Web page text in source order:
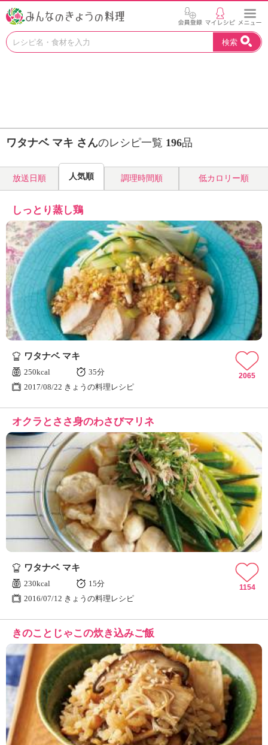
お
見
つ
よ
う
H
K
エ
デ
ュ
ケ
ー
シ
ョ
ナ
ん
の
き
ょ
う
の
料
理
」
検索
ワタナベ マキ さんのレシピ一覧 196品
放送日順 人気順 調理時間順 低カロリー順
しっとり蒸し鶏
ワタナベ マキ
250kcal
35分
2017/08/22 きょうの料理レシピ
2065
オクラとささ身のわさびマリネ
ワタナベ マキ
230kcal
15分
2016/07/12 きょうの料理レシピ
1154
きのことじゃこの炊き込みご飯